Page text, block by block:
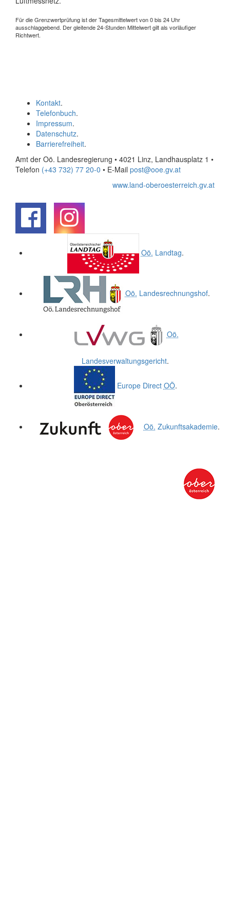
Für die Grenzwertprüfung ist der Tagesmittelwert von 0 bis 24 Uhr
ausschlaggebend. Der gleitende 24-Stunden Mittelwert gilt als vorläufiger
Richtwert.
Kontakt.
Telefonbuch.
Impressum.
Datenschutz.
Barrierefreiheit.
Amt der Oö. Landesregierung • 4021 Linz, Landhausplatz 1 •
Telefon (+43 732) 77 20-0 • E-Mail post@ooe.gv.at
www.land-oberoesterreich.gv.at
Oö. Landtag.
Oö. Landesrechnungshof.
Oö.
Landesverwaltungsgericht.
Europe Direct OÖ.
Oö. Zukunftsakademie.